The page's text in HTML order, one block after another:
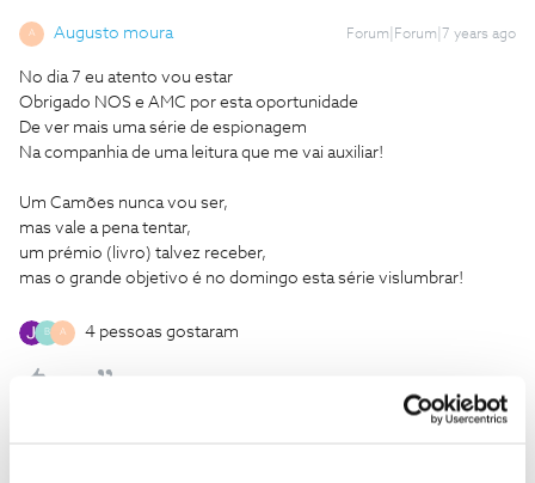
A Augusto moura Forum|Forum|7 years ago
No dia 7 eu atento vou estar
Obrigado NOS e AMC por esta oportunidade
De ver mais uma série de espionagem
Na companhia de uma leitura que me vai auxiliar!
Um Camões nunca vou ser,
mas vale a pena tentar,
um prémio (livro) talvez receber,
mas o grande objetivo é no domingo esta série vislumbrar!
B A 4 pessoas gostaram